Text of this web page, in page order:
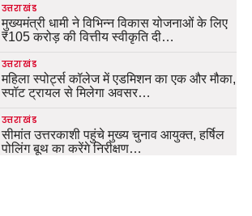
उत्तराखंड
मुख्यमंत्री धामी ने विभिन्न विकास योजनाओं के लिए
₹105 करोड़ की वित्तीय स्वीकृति दी…
उत्तराखंड
महिला स्पोर्ट्स कॉलेज में एडमिशन का एक और मौका,
स्पॉट ट्रायल से मिलेगा अवसर…
उत्तराखंड
सीमांत उत्तरकाशी पहुंचे मुख्य चुनाव आयुक्त, हर्षिल
पोलिंग बूथ का करेंगे निरीक्षण…